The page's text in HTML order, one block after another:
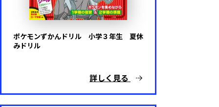
ポケモンずかんドリル 小学３年生 夏休
みドリル
詳しく見る